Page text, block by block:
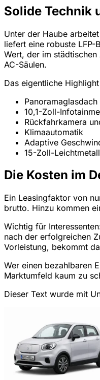
Solide Technik
Unter der Haube
liefert eine robuste
Wert, der im
AC-Säulen.
Das eigentliche
10,1-Zoll-
Rückfahrkamera
Klimaautomatik
Adaptive
15-Zoll-
Die Kosten im
Ein Leasingfaktor von
brutto. Hinzu kommen
Wichtig für
nach der erfolgreichen
Vorleistung, bekommt
Wer einen bezahlbaren
Marktumfeld kaum zu
Dieser Text wurde mit